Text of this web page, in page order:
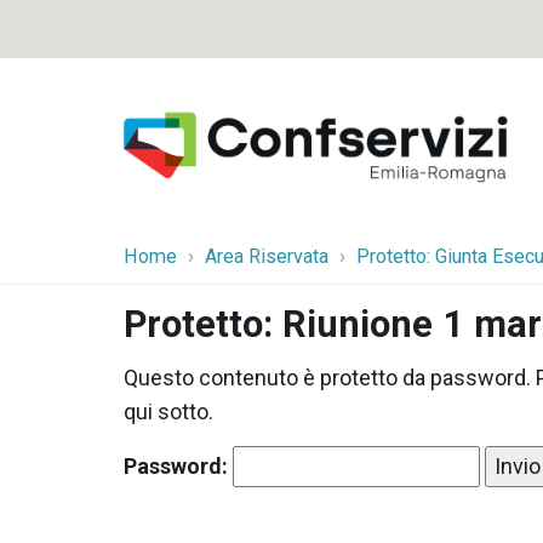
Home Area Riservata Protetto: Giunta
Protetto: Riunione 1
Questo contenuto è protetto da password.
qui sotto.
Password: